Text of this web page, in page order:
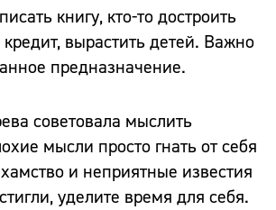
книгу, кто-то достроить
вырастить детей. Важно
предназначение.
советовала мыслить
мысли просто гнать от себя
и неприятные известия
уделите время для себя.